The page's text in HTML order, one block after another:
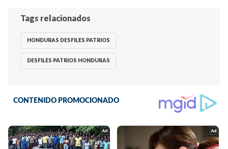
Tags relacionados
HONDURAS DESFILES PATRIOS
DESFILES PATRIOS HONDURAS